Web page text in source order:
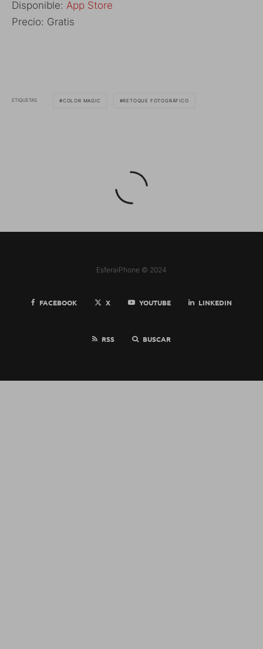
Disponible: App Store
Precio: Gratis
ETIQUETAS COLOR MAGIC RETOQUE FOTOGRÁFICO
EsferaiPhone © 2024
FACEBOOK X YOUTUBE LINKEDIN
RSS BUSCAR